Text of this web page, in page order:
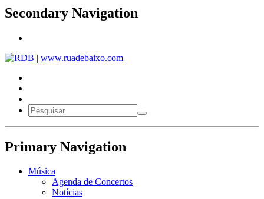
Secondary Navigation
Primary Navigation
Música
Agenda de Concertos
Notícias